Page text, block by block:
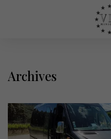
Archives